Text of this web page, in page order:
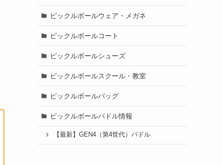
ピックルボールウェア・メガネ
ピックルボールコート
ピックルボールシューズ
ピックルボールスクール・教室
ピックルボールバッグ
ピックルボールパドル情報
【最新】GEN4（第4世代）パドル